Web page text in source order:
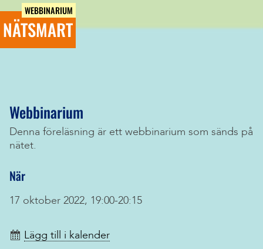
WEBBINARIUM
NÄTSMART
Webbinarium
Denna föreläsning är ett webbinarium som sänds på
nätet.
När
17 oktober 2022, 19:00-20:15
Lägg till i kalender